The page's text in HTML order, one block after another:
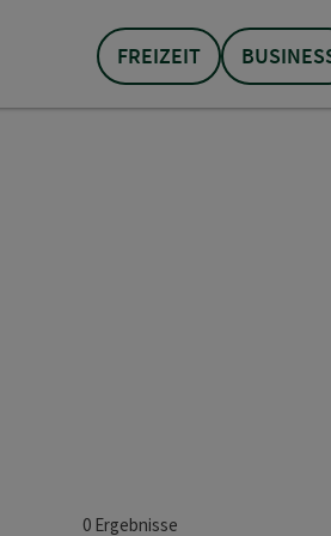
FREIZEIT
0Ergebnisse